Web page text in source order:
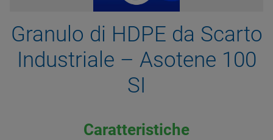
Granulo di HDPE da Scarto
Industriale – Asotene 100
SI
Caratteristiche